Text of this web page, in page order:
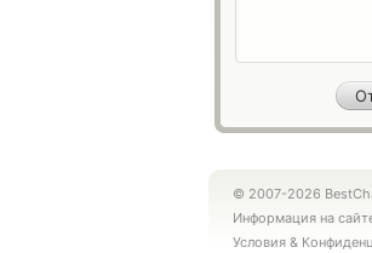
© 2007-2026
Информация на
Условия &